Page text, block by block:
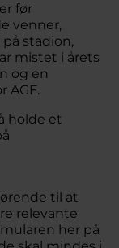
før
venner,
stadion,
mistet i årets
og en
AGF.
holde et
til at
relevante
her på